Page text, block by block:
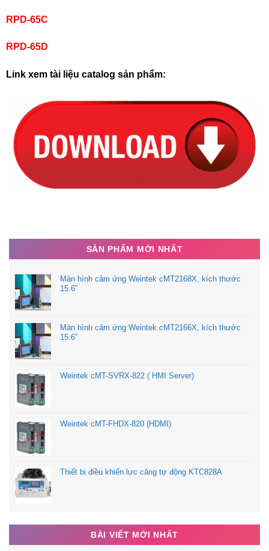
RPD-65C
RPD-65D
Link xem tài liệu catalog sản phẩm:
SẢN PHẨM MỚI NHẤT
Màn hình cảm ứng Weintek cMT2168X, kích thước
15.6″
Màn hình cảm ứng Weintek cMT2166X, kích thước
15.6″
Weintek cMT-SVRX-822 ( HMI Server)
Weintek cMT-FHDX-820 (HDMI)
Thiết bị điều khiển lực căng tự động KTC828A
BÀI VIẾT MỚI NHẤT